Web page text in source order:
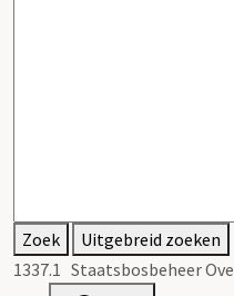
Zoek
Uitgebreid zoeken
1337.1 Staatsbosbeheer